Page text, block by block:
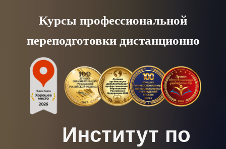
content
Курсы профессиональной
переподготовки дистанционно
Институт по